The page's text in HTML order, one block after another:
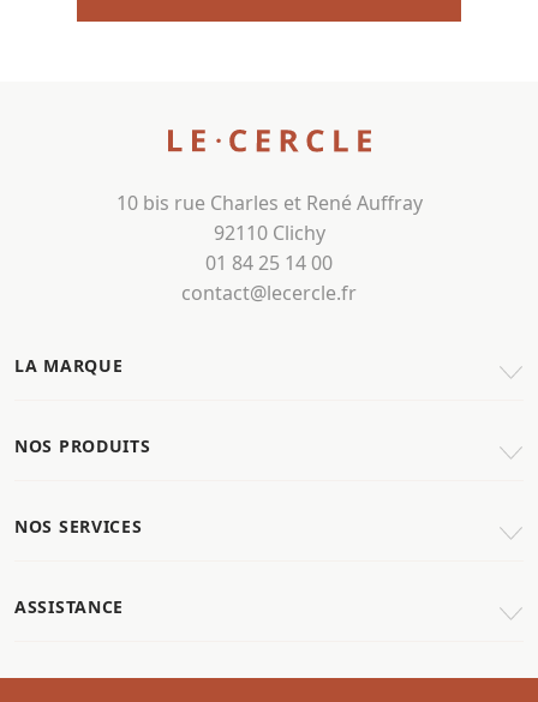
10 bis rue Charles et René Auffray
92110 Clichy
01 84 25 14 00
contact@lecercle.fr
LA MARQUE
NOS PRODUITS
NOS SERVICES
ASSISTANCE